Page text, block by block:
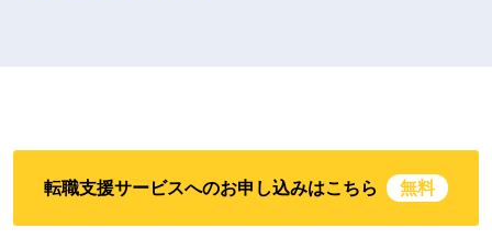
転職支援サービスへのお申し込みはこちら 無料